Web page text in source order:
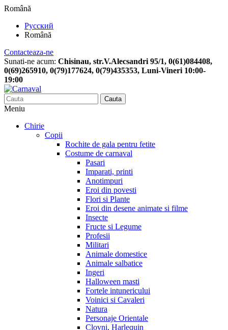
Română
Русский
Română
Contacteaza-ne
Sunati-ne acum: Chisinau, str.V.Alecsandri 95/1, 0(61)084408,
0(69)265910, 0(79)177624, 0(79)435353, Luni-Vineri 10:00-
19:00
Cauta
Meniu
Chirie
Copii
Rochite de gala pentru fetite
Costume de carnaval
Pasari
Imparati, printi
Anotimpuri
Eroi din povesti
Flori si Plante
Eroi din desene animate si filme
Insecte
Fructe si Legume
Profesii
Militari
Animale domestice
Animale salbatice
Ingeri
Halloween masti
Fortele intunericului
Voinici si Cavaleri
Natura
Personaje Orientale
Clovni, Harlequin